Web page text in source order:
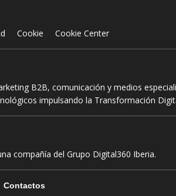
Cookie Cookie Center
B2B, comunicación y medios
impulsando la Transformación
compañía del Grupo Digital360 Iberia.
Contactos